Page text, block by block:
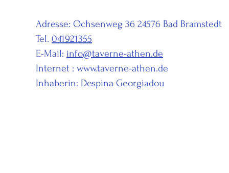
Adresse: Ochsenweg 36 24576 Bad Bramstedt
Tel. 041921355
E-Mail: info@taverne-athen.de
Internet : www.taverne-athen.de
Inhaberin: Despina Georgiadou